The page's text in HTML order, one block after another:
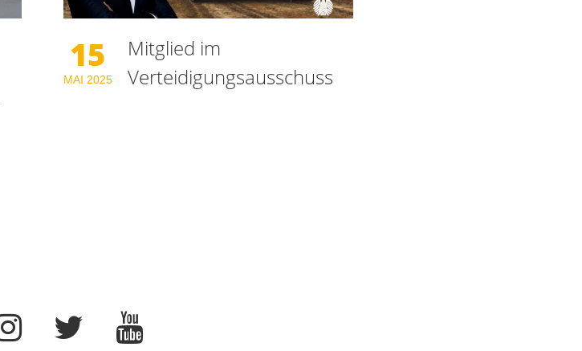
15
MAI 2025
Mitglied im
Verteidigungsausschuss